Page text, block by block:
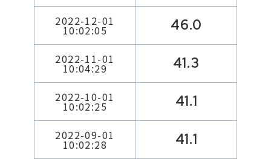
2022-12-01
10:02:05 46.0
2022-11-01
10:04:29 41.3
2022-10-01
10:02:25 41.1
2022-09-01
10:02:28 41.1